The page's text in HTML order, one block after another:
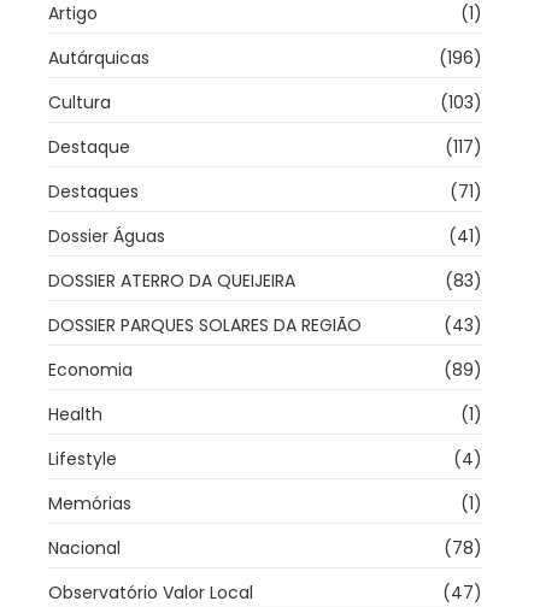
Artigo
(1)
Autárquicas
(196)
Cultura
(103)
Destaque
(117)
Destaques
(71)
Dossier Águas
(41)
DOSSIER ATERRO DA QUEIJEIRA
(83)
DOSSIER PARQUES SOLARES DA REGIÃO
(43)
Economia
(89)
Health
(1)
Lifestyle
(4)
Memórias
(1)
Nacional
(78)
Observatório Valor Local
(47)